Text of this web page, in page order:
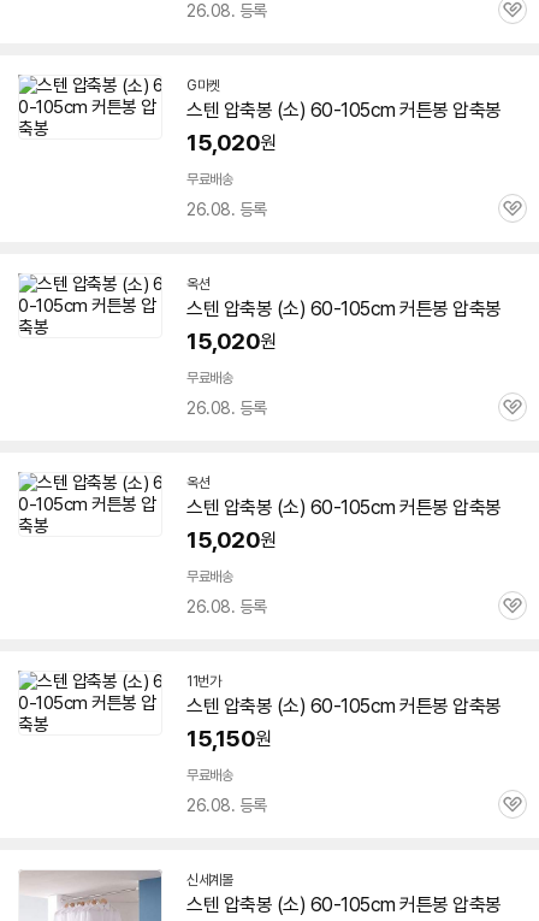
26.08. 등록
관
G마켓
스텐 압축봉 (소) 60-105cm 커튼봉 압축봉
15,020원
무료배송
26.08. 등록
관
옥션
스텐 압축봉 (소) 60-105cm 커튼봉 압축봉
15,020원
무료배송
26.08. 등록
관
옥션
스텐 압축봉 (소) 60-105cm 커튼봉 압축봉
15,020원
무료배송
26.08. 등록
관
11번가
스텐 압축봉 (소) 60-105cm 커튼봉 압축봉
15,150원
무료배송
26.08. 등록
관
신세계몰
스텐 압축봉 (소) 60-105cm 커튼봉 압축봉